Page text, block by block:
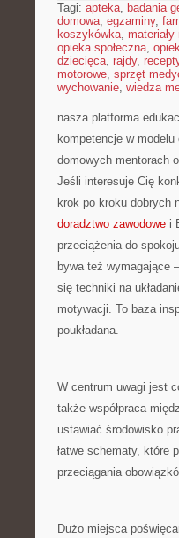
Tagi: apteka, badania
domowa, egzaminy,
koszykówka,
opieka społeczna,
dziecięca, rajdy,
motorowe, sprzęt
wychowanie, wiedza
nasza platforma
kompetencje w
domowych mentorach
Jeśli interesuje Cię
krok po kroku dobrych
doradztwo zawodowe i
przeciążenia do
bywa też wymagające
się techniki na
motywacji. To baza
poukładana.
W centrum uwagi jest
także współpraca
ustawiać środowisko
łatwe schematy, które
przeciągania
Dużo miejsca